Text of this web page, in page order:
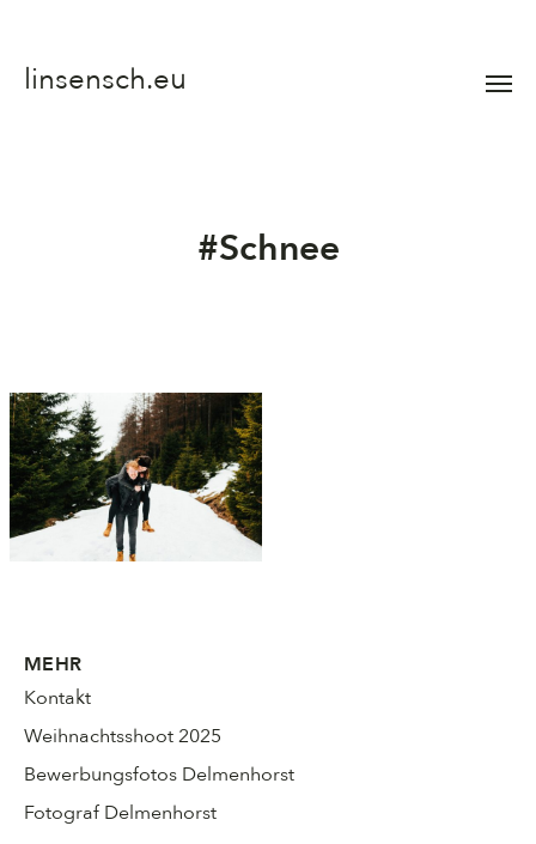
linsensch.eu
Menü
#Schnee
MEHR
Kontakt
Weihnachtsshoot 2025
Bewerbungsfotos Delmenhorst
Fotograf Delmenhorst